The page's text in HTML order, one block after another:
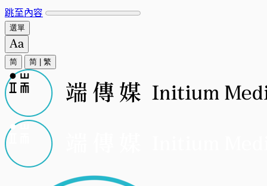
跳至內容
選單
简 简 繁